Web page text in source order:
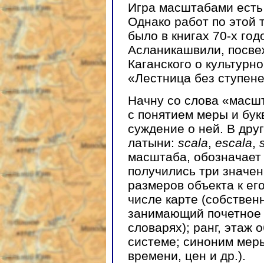
Игра масштабами
Однако работ по этой
было в книгах 70-х
Асланикашвили,
Каганского о
«Лестница без
Начну со слова
с понятием меры и
суждение о ней. В
латыни: scala, еscala,
масштаба,
получились три
размеров объекта к
числе карте
занимающий почетное
словарях); ранг, этаж
системе; синоним
времени, цен и др.).